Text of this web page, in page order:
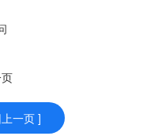
一页 ]